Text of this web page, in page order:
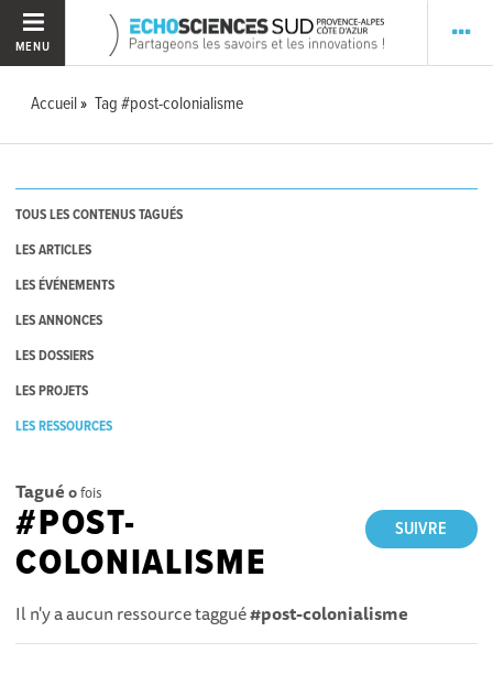
MENU
Accueil Tag #post-colonialisme
TOUS LES CONTENUS TAGUÉS
LES ARTICLES
LES ÉVÉNEMENTS
LES ANNONCES
LES DOSSIERS
LES PROJETS
LES RESSOURCES
Tagué 0fois
SUIVRE
#POST-
COLONIALISME
Il n'y a aucun ressource taggué#post-colonialisme